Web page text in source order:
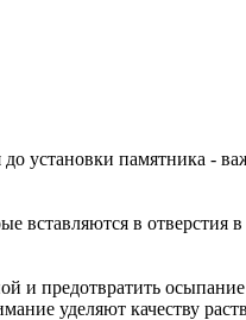
установки памятника -
вставляются в отверстия
и предотвратить
уделяют качеству